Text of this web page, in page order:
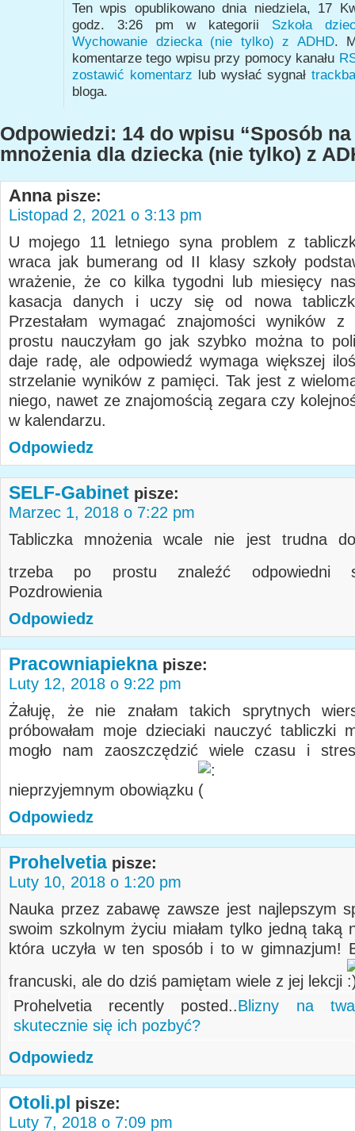
Ten wpis opublikowano dnia niedziela, 17
godz. 3:26 pm w kategorii Szkoła
Wychowanie dziecka (nie tylko) z ADHD.
komentarze tego wpisu przy pomocy kanału
zostawić komentarz lub wysłać sygnał
bloga.
Odpowiedzi: 14 do wpisu “Sposób
mnożenia dla dziecka (nie tylko) z
Anna pisze:
Listopad 2, 2021 o 3:13 pm
U mojego 11 letniego syna problem z
wraca jak bumerang od II klasy szkoły
wrażenie, że co kilka tygodni lub miesięcy
kasacja danych i uczy się od nowa
Przestałam wymagać znajomości wyników
prostu nauczyłam go jak szybko można to
daje radę, ale odpowiedź wymaga większej
strzelanie wyników z pamięci. Tak jest z
niego, nawet ze znajomością zegara czy
w kalendarzu.
Odpowiedz
SELF-Gabinet pisze:
Marzec 1, 2018 o 7:22 pm
Tabliczka mnożenia wcale nie jest trudna
trzeba po prostu znaleźć odpowiedni
Pozdrowienia
Odpowiedz
Pracowniapiekna pisze:
Luty 12, 2018 o 9:22 pm
Żałuję, że nie znałam takich sprytnych
próbowałam moje dzieciaki nauczyć tabliczki
mogło nam zaoszczędzić wiele czasu i
nieprzyjemnym obowiązku
Odpowiedz
Prohelvetia pisze:
Luty 10, 2018 o 1:20 pm
Nauka przez zabawę zawsze jest najlepszym
swoim szkolnym życiu miałam tylko jedną taką
która uczyła w ten sposób i to w gimnazjum!
francuski, ale do dziś pamiętam wiele z jej lekcji
Prohelvetia recently posted..Blizny na
skutecznie się ich pozbyć?
Odpowiedz
Otoli.pl pisze:
Luty 7, 2018 o 7:09 pm